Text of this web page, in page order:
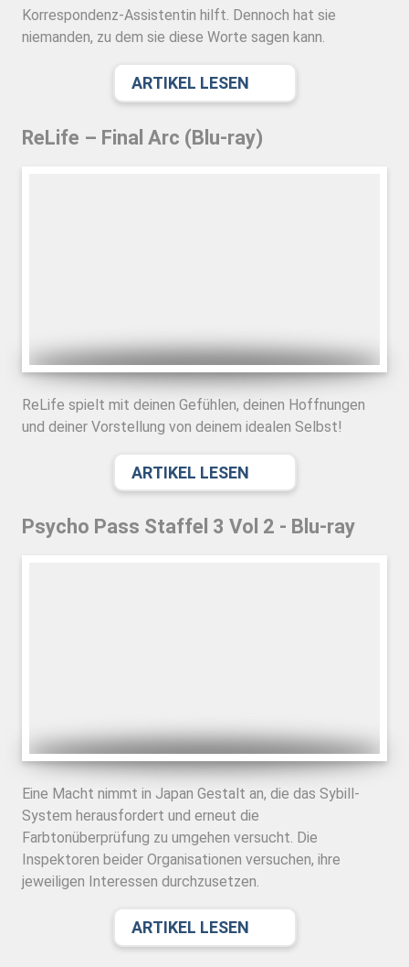
Korrespondenz-Assistentin hilft. Dennoch hat sie
niemanden, zu dem sie diese Worte sagen kann.
ARTIKEL LESEN
ReLife – Final Arc (Blu-ray)
ReLife spielt mit deinen Gefühlen, deinen Hoffnungen
und deiner Vorstellung von deinem idealen Selbst!
ARTIKEL LESEN
Psycho Pass Staffel 3 Vol 2 - Blu-ray
Eine Macht nimmt in Japan Gestalt an, die das Sybill-
System herausfordert und erneut die
Farbtonüberprüfung zu umgehen versucht. Die
Inspektoren beider Organisationen versuchen, ihre
jeweiligen Interessen durchzusetzen.
ARTIKEL LESEN